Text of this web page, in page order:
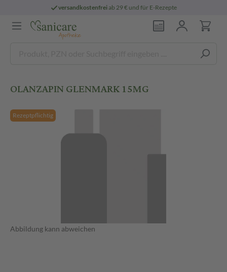
versandkostenfreiab 29 € und für E-Rezepte
OLANZAPIN GLENMARK 15MG
Rezeptpflichtig
Abbildung kann abweichen